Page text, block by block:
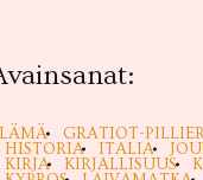
GRATIOT-
HISTORIA
ITALIA
KIRJA
KIRJALLISUUS